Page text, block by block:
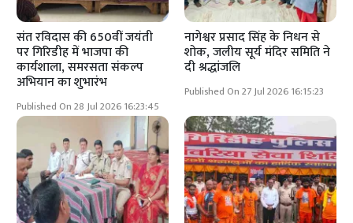
संत रविदास की 650वीं जयंती
पर गिरिडीह में भाजपा की
कार्यशाला, समरसता संकल्प
अभियान का शुभारंभ
Published On 28 Jul 2026 16:23:45
नागेश्वर प्रसाद सिंह के निधन से
शोक, जलीय सूर्य मंदिर समिति ने
दी श्रद्धांजलि
Published On 27 Jul 2026 16:15:23